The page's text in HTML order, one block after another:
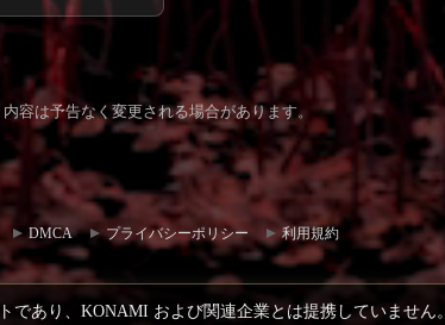
容は予告なく変更される場合があります。
ュ
ティ
ハブ
お問い
合わせ
DMCA プライバシーポリシー 利用規約
あり、KONAMI および関連企業とは提携していません。